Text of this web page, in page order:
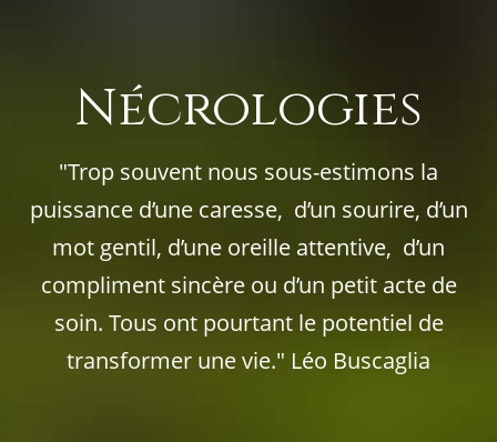
Nécrologies
"Trop souvent nous sous-estimons la
puissance d’une caresse, d’un sourire, d’un
mot gentil, d’une oreille attentive, d’un
compliment sincère ou d’un petit acte de
soin. Tous ont pourtant le potentiel de
transformer une vie." Léo Buscaglia